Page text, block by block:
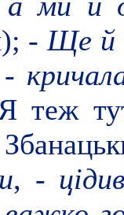
- Ще й
-
теж
, -